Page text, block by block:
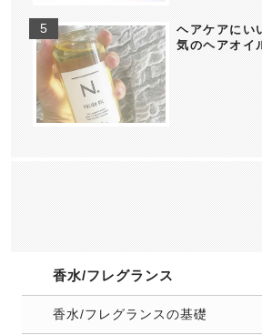
ヘアケアにい
気のヘアオイ
香水/フレグランス
香水/フレグランスの基礎